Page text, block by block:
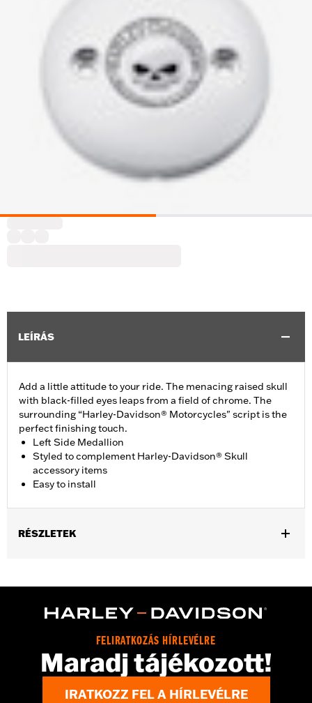
LEÍRÁS
Add a little attitude to your ride. The menacing raised skull
with black-filled eyes leaps from a field of chrome. The
surrounding “Harley-Davidson® Motorcycles" script is the
perfect finishing touch.
Left Side Medallion
Styled to complement Harley-Davidson® Skull
accessory items
Easy to install
RÉSZLETEK
Sold In Units:Each
Medallion, bracket and mounting hardware
WARRANTY:,,,,,,,,,,,,,,,,,,,,,,,,,,,,,,,,,,,,,,,,,,,,,,,,,,,,,,,,,,,,,,,,,,,
FELIRATKOZÁS HÍRLEVÉLRE
Maradj tájékozott!
IRATKOZZ FEL A HÍRLEVÉLRE